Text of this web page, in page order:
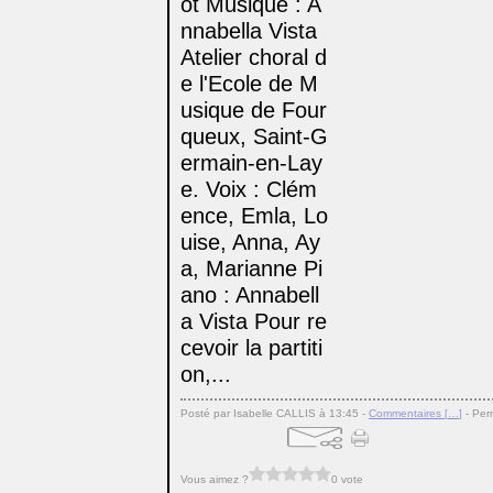
nnabella Vista
Atelier choral d
e l'Ecole de M
usique de Four
queux, Saint-G
ermain-en-Lay
e. Voix : Clém
ence, Emla, Lo
uise, Anna, Ay
a, Marianne Pi
ano : Annabell
a Vista Pour re
cevoir la partiti
on,...
Posté par Isabelle CALLIS à 13:45 - Commentaires [ ] -
Vous aimez ? 0 vote